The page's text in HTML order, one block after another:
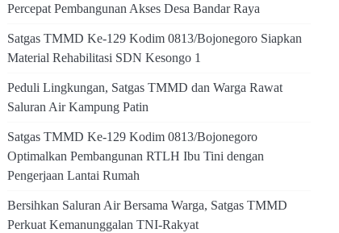
Percepat Pembangunan Akses Desa Bandar Raya
Satgas TMMD Ke-129 Kodim 0813/Bojonegoro Siapkan
Material Rehabilitasi SDN Kesongo 1
Peduli Lingkungan, Satgas TMMD dan Warga Rawat
Saluran Air Kampung Patin
Satgas TMMD Ke-129 Kodim 0813/Bojonegoro
Optimalkan Pembangunan RTLH Ibu Tini dengan
Pengerjaan Lantai Rumah
Bersihkan Saluran Air Bersama Warga, Satgas TMMD
Perkuat Kemanunggalan TNI-Rakyat